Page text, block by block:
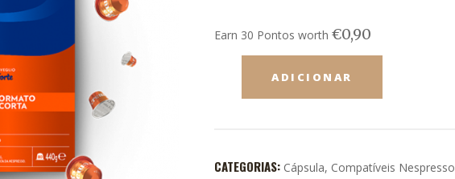
Earn 30 Pontos worth €0,90
ADICIONAR
CATEGORIAS: Cápsula, Compatíveis Nespresso